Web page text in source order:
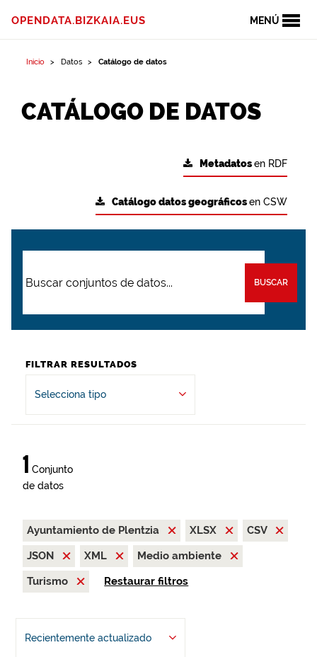
MENÚ
OPENDATA.BIZKAIA.EUS
Inicio Datos Catálogo de datos
CATÁLOGO DE DATOS
Metadatosen RDF
Catálogo datos geográficosen CSW
BUSCAR
FILTRAR RESULTADOS
Selecciona tipo
1 Conjunto
de datos
Ayuntamiento de Plentzia XLSX
CSV
JSON
XML
Medio ambiente
Turismo
Restaurar filtros
Recientemente actualizado